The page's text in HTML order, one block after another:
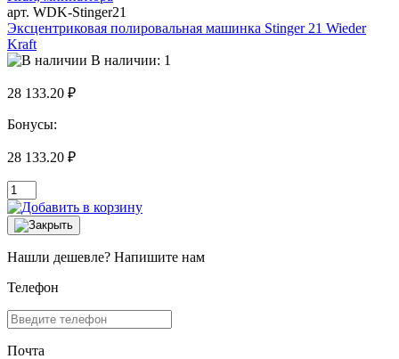
арт. WDK-Stinger21
Эксцентриковая полировальная машинка Stinger 21 Wieder
Kraft
В наличии: 1
28 133.20 ₽
Бонусы:
28 133.20 ₽
Нашли дешевле? Напишите нам
Телефон
Почта